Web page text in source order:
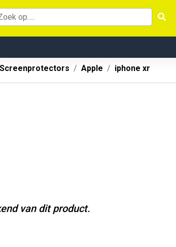
Screenprotectors Apple iphone xr
van dit product.